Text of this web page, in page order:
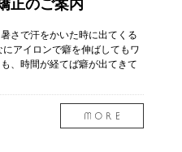
正のご案内
さで汗をかいた時に出てくる
アイロンで癖を伸ばしてもワ
、時間が経てば癖が出てきて